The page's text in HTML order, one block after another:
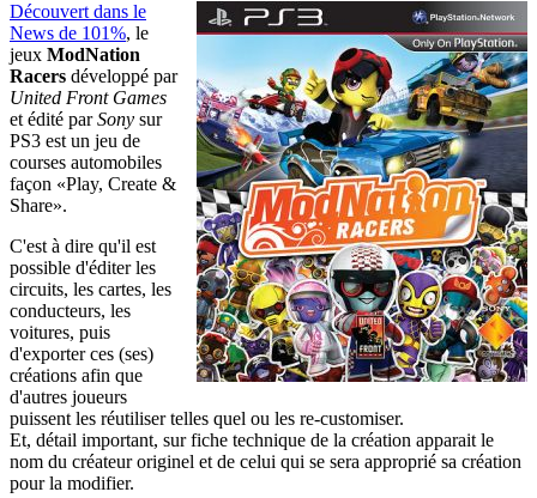
Découvert dans le
News de 101%, le
jeux ModNation
Racers développé par
United Front Games
et édité parSony sur
PS3 est un jeu de
courses automobiles
façon «Play, Create &
Share».
C'est à dire qu'il est
possible d'éditer les
circuits, les cartes, les
conducteurs, les
voitures, puis
d'exporter ces (ses)
créations afin que
d'autres joueurs
puissent les réutiliser telles quel ou les re-customiser.
Et, détail important, sur fiche technique de la création apparait le
nom du créateur originel et de celui qui se sera approprié sa création
pour la modifier.